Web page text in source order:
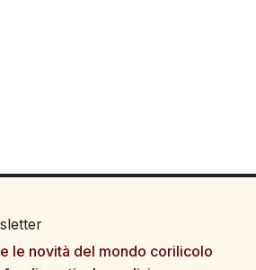
le novità del mondo corilicolo